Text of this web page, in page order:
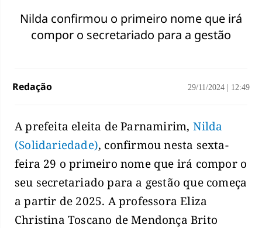
Nilda confirmou o primeiro nome que irá
compor o secretariado para a gestão
Redação 29/11/2024 12:49
A prefeita eleita de Parnamirim, Nilda
(Solidariedade), confirmou nesta sexta-
feira 29 o primeiro nome que irá compor o
seu secretariado para a gestão que começa
a partir de 2025. A professora Eliza
Christina Toscano de Mendonça Brito